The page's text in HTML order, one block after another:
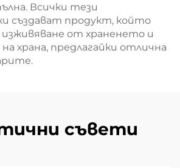
Всички тези
създават продукт, който
от храненето и
храна, предлагайки отлична
съвети